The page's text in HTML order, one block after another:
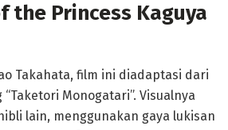
the Princess Kaguya
Takahata, film ini diadaptasi dari
Monogatari”. Visualnya
lain, menggunakan gaya lukisan